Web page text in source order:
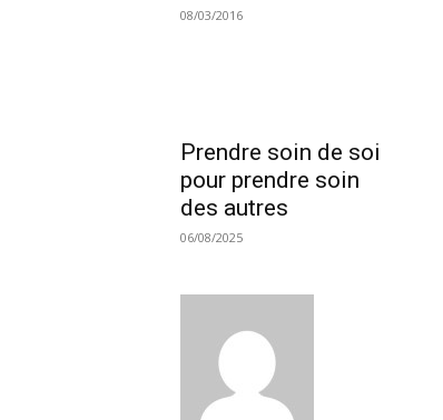
08/03/2016
Prendre soin de soi
pour prendre soin
des autres
06/08/2025